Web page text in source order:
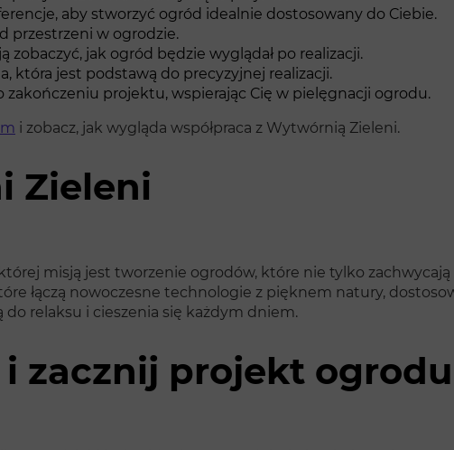
aby stworzyć ogród idealnie dostosowany do Ciebie.
przestrzeni w ogrodzie.
jak ogród będzie wyglądał po realizacji.
która jest podstawą do precyzyjnej realizacji.
projektu, wspierając Cię w pielęgnacji ogrodu.
i zobacz, jak wygląda współpraca z Wytwórnią Zieleni.
Zieleni
misją jest tworzenie ogrodów, które nie tylko zachwycają
łączą nowoczesne technologie z pięknem natury,
do relaksu i cieszenia się każdym dniem.
zacznij projekt